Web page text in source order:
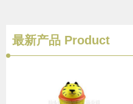
最新产品 Product